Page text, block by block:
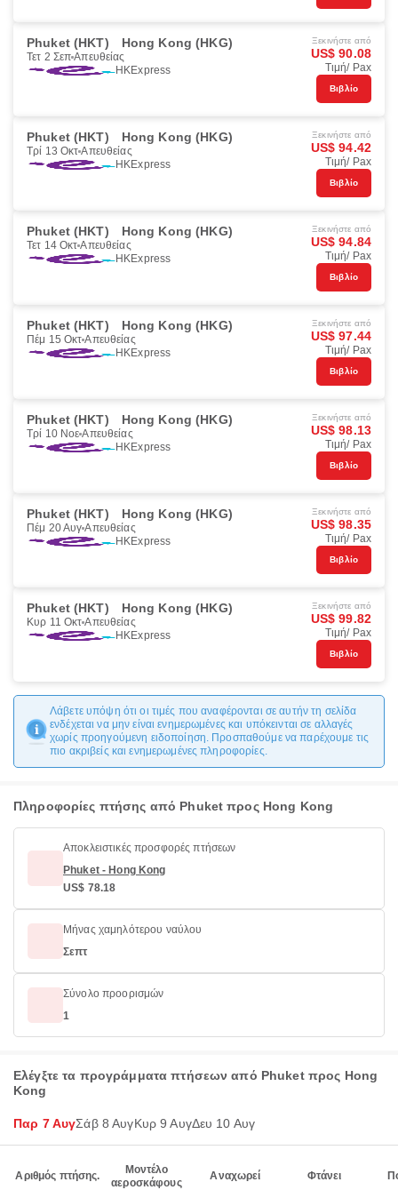
Phuket (HKT) Hong Kong (HKG)
Τετ 2 Σεπ Απευθείας
HKExpress
Ξεκινήστε από
US$ 90.08
Τιμή/ Pax
Βιβλίο
Phuket (HKT) Hong Kong (HKG)
Τρί 13 Οκτ Απευθείας
HKExpress
Ξεκινήστε από
US$ 94.42
Τιμή/ Pax
Βιβλίο
Phuket (HKT) Hong Kong (HKG)
Τετ 14 Οκτ Απευθείας
HKExpress
Ξεκινήστε από
US$ 94.84
Τιμή/ Pax
Βιβλίο
Phuket (HKT) Hong Kong (HKG)
Πέμ 15 Οκτ Απευθείας
HKExpress
Ξεκινήστε από
US$ 97.44
Τιμή/ Pax
Βιβλίο
Phuket (HKT) Hong Kong (HKG)
Τρί 10 Νοε Απευθείας
HKExpress
Ξεκινήστε από
US$ 98.13
Τιμή/ Pax
Βιβλίο
Phuket (HKT) Hong Kong (HKG)
Πέμ 20 Αυγ Απευθείας
HKExpress
Ξεκινήστε από
US$ 98.35
Τιμή/ Pax
Βιβλίο
Phuket (HKT) Hong Kong (HKG)
Κυρ 11 Οκτ Απευθείας
HKExpress
Ξεκινήστε από
US$ 99.82
Τιμή/ Pax
Βιβλίο
Λάβετε υπόψη ότι οι τιμές που αναφέρονται σε αυτήν τη σελίδα
ενδέχεται να μην είναι ενημερωμένες και υπόκεινται σε αλλαγές
χωρίς προηγούμενη ειδοποίηση. Προσπαθούμε να παρέχουμε τις
πιο ακριβείς και ενημερωμένες πληροφορίες.
Πληροφορίες πτήσης από Phuket προς Hong Kong
Αποκλειστικές προσφορές πτήσεων
Phuket - Hong Kong
US$ 78.18
Μήνας χαμηλότερου ναύλου
Σεπτ
Σύνολο προορισμών
1
Ελέγξτε τα προγράμματα πτήσεων από Phuket προς Hong
Kong
Παρ 7 ΑυγΣάβ 8 ΑυγΚυρ 9 ΑυγΔευ 10 Αυγ
Αριθμός πτήσης.
Μοντέλο
αεροσκάφους
Αναχωρεί Φτάνει